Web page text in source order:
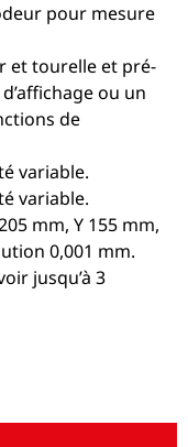
pour mesure
et tourelle et pré-
ou un
de
variable.
variable.
mm, Y 155 mm,
0,001 mm.
jusqu’à 3